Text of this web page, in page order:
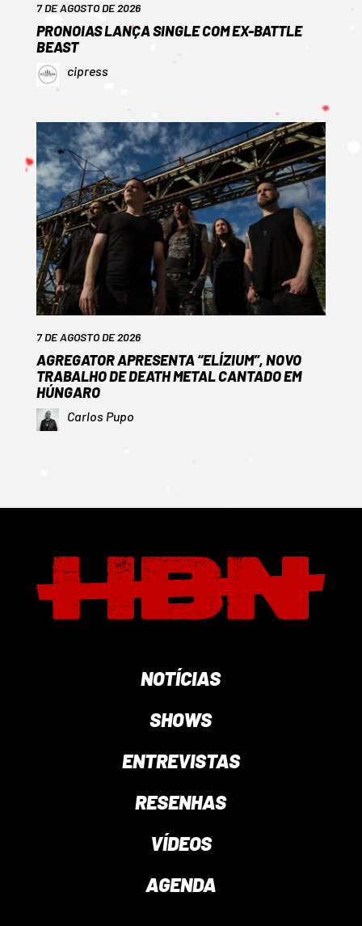
7 DE AGOSTO DE 2026
PRONOIAS LANÇA SINGLE COM EX-BATTLE
BEAST
cipress
7 DE AGOSTO DE 2026
AGREGATOR APRESENTA “ELÍZIUM”, NOVO
TRABALHO DE DEATH METAL CANTADO EM
HÚNGARO
Carlos Pupo
NOTÍCIAS
SHOWS
ENTREVISTAS
RESENHAS
VÍDEOS
AGENDA